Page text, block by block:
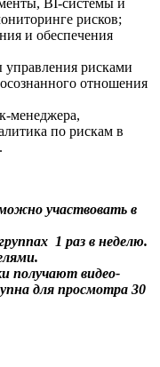
рисков;
и обеспечения
управления рисками
отношения
менеджера,
по рискам в
участвовать в
1 раз в неделю.
получают видео-
для просмотра 30